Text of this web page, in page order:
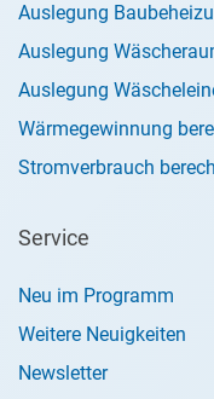
Auslegung
Auslegung
Auslegung
Wärmegewinnung
Stromverbrauch
Service
Neu im Programm
Weitere Neuigkeiten
Newsletter